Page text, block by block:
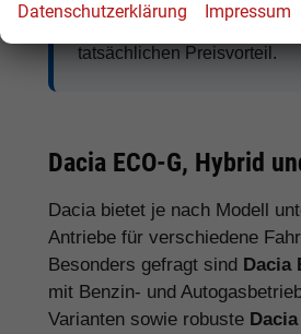
Zusatzkosten. So erkennen
tatsächlichen Preisvorteil.
Dacia ECO-G, Hybrid
Dacia bietet je nach Modell
Antriebe für verschiedene
Besonders gefragt sind Dacia
mit Benzin- und
Varianten sowie robuste
Datenschutzerklärung Impressum